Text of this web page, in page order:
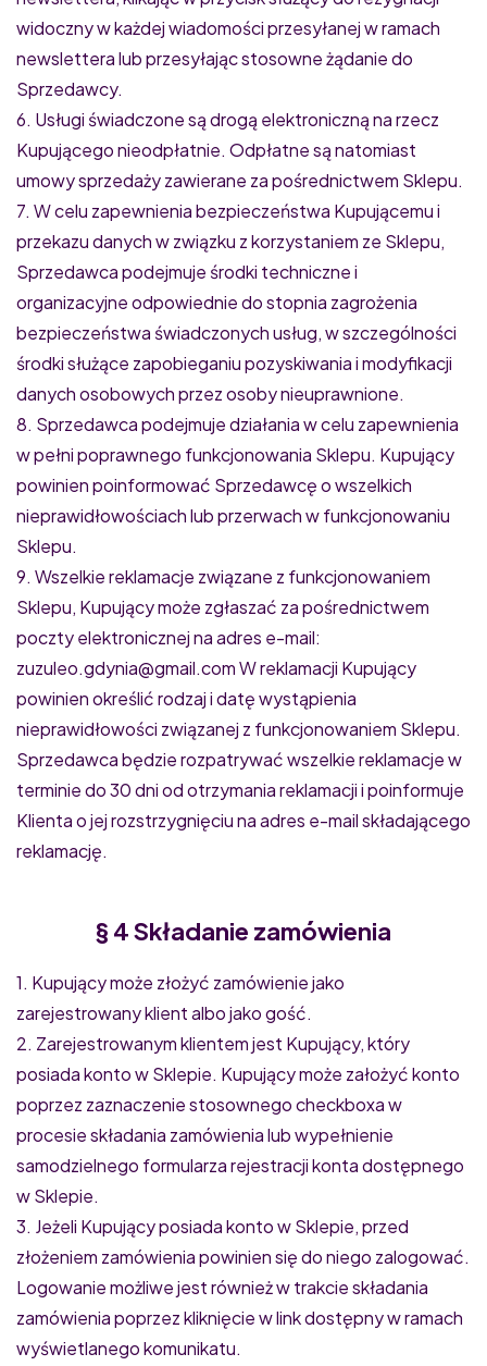
widoczny w każdej wiadomości przesyłanej w ramach
newslettera lub przesyłając stosowne żądanie do
Sprzedawcy.
6. Usługi świadczone są drogą elektroniczną na rzecz
Kupującego nieodpłatnie. Odpłatne są natomiast
umowy sprzedaży zawierane za pośrednictwem Sklepu.
7. W celu zapewnienia bezpieczeństwa Kupującemu i
przekazu danych w związku z korzystaniem ze Sklepu,
Sprzedawca podejmuje środki techniczne i
organizacyjne odpowiednie do stopnia zagrożenia
bezpieczeństwa świadczonych usług, w szczególności
środki służące zapobieganiu pozyskiwania i modyfikacji
danych osobowych przez osoby nieuprawnione.
8. Sprzedawca podejmuje działania w celu zapewnienia
w pełni poprawnego funkcjonowania Sklepu. Kupujący
powinien poinformować Sprzedawcę o wszelkich
nieprawidłowościach lub przerwach w funkcjonowaniu
Sklepu.
9. Wszelkie reklamacje związane z funkcjonowaniem
Sklepu, Kupujący może zgłaszać za pośrednictwem
poczty elektronicznej na adres e-mail:
zuzuleo.gdynia@gmail.com W reklamacji Kupujący
powinien określić rodzaj i datę wystąpienia
nieprawidłowości związanej z funkcjonowaniem Sklepu.
Sprzedawca będzie rozpatrywać wszelkie reklamacje w
terminie do 30 dni od otrzymania reklamacji i poinformuje
Klienta o jej rozstrzygnięciu na adres e-mail składającego
reklamację.
§ 4 Składanie zamówienia
1. Kupujący może złożyć zamówienie jako
zarejestrowany klient albo jako gość.
2. Zarejestrowanym klientem jest Kupujący, który
posiada konto w Sklepie. Kupujący może założyć konto
poprzez zaznaczenie stosownego checkboxa w
procesie składania zamówienia lub wypełnienie
samodzielnego formularza rejestracji konta dostępnego
w Sklepie.
3. Jeżeli Kupujący posiada konto w Sklepie, przed
złożeniem zamówienia powinien się do niego zalogować.
Logowanie możliwe jest również w trakcie składania
zamówienia poprzez kliknięcie w link dostępny w ramach
wyświetlanego komunikatu.